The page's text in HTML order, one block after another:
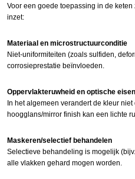
Voor een goede toepassing in de
inzet:
Materiaal en microstructuurconditie
Niet-uniformiteiten (zoals sulfiden,
corrosieprestatie beïnvloeden.
Oppervlakteruwheid en optische eisen
In het algemeen verandert de kleur niet
hoogglans/mirror finish kan een lichte
Maskeren/selectief behandelen
Selectieve behandeling is mogelijk
alle vlakken gehard mogen worden.